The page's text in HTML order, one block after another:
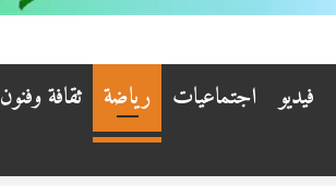
فيديو اجتماعيات رياضة ثقافة وفنون